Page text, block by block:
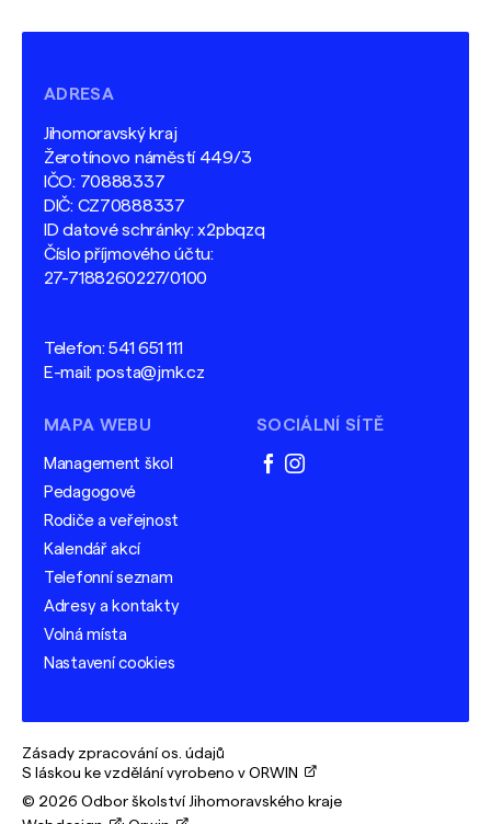
ADRESA
Jihomoravský kraj
Žerotínovo náměstí 449/3
IČO: 70888337
DIČ: CZ70888337
ID datové schránky: x2pbqzq
Číslo příjmového účtu:
27-7188260227/0100
Telefon:541 651 111
E-mail: posta@jmk.cz
MAPA WEBU
Management škol
Pedagogové
Rodiče a veřejnost
Kalendář akcí
Telefonní seznam
Adresy a kontakty
Volná místa
Nastavení cookies
SOCIÁLNÍ SÍTĚ
facebook
instagram
Zásady zpracování os. údajů
S láskou ke vzdělání vyrobeno v ORWIN
© 2026 Odbor školství Jihomoravského kraje